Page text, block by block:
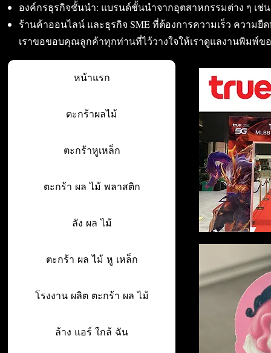
องค์กรธุรกิจชั้นนำ: แบรนด์ชั้นนำจากอุตสาหกรรมต่าง ๆ เช่
ร้านค้าออนไลน์ และธุรกิจ SME ที่ต้องการความเร็ว ความยื
เราขอขอบคุณลูกค้าทุกท่านที่ไว้วางใจให้เราดูแลงานพิมพ์ข
หน้าแรก
ตะกร้าผลไม้
ตะกร้าหูเหล็ก
ตะกร้า ผล ไม้ พลาสติก
ลัง ผล ไม้
ตะกร้า ผล ไม้ หู เหล็ก
โรงงาน ผลิต ตะกร้า ผล ไม้
ล้าง แอร์ ใกล้ ฉัน